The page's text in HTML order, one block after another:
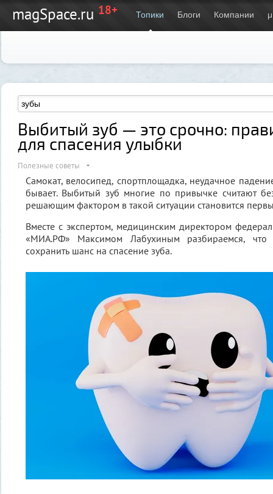
magSpace.ru 18+ Топики Блоги Компании μ
Выбитый зуб — это срочно:
для спасения улыбки
Полезные советы
Самокат, велосипед, спортплощадка, неудачное
бывает. Выбитый зуб многие по привычке считают
решающим фактором в такой ситуации становится
Вместе с экспертом, медицинским директором
«МИА.РФ» Максимом Лабухиным разбираемся, что
сохранить шанс на спасение зуба.